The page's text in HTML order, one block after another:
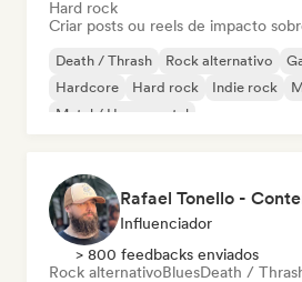
Hard rock
Criar posts ou reels de impacto
Death / Thrash Rock alternativo
Hardcore
Hard rock Indie rock
Metal / Heavy metal
Rafael Tonello -
Influenciador
> 800 feedbacks enviados
Rock alternativoBluesDeath /